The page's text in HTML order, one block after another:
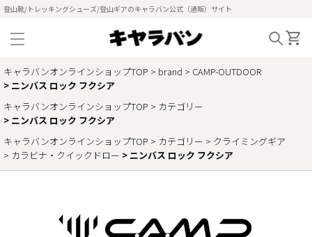
登山靴/トレッキングシューズ/登山ギアのキャラバン公式（通販）サイト
キャラバンオンラインショップTOP brand
CAMP-OUTDOOR
ニンバス ロック フクシア
キャラバンオンラインショップTOP
カテゴリー
ニンバス ロック フクシア
キャラバンオンラインショップTOP
カテゴリー
クライミングギア
カラビナ・クイックドロー
ニンバス ロック フクシア